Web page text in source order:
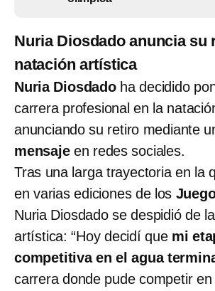
Nuria Diosdado anuncia su
natación artística
Nuria Diosdadoha decidido
carrera profesional en la
anunciando su retiro mediante
mensajeen redes sociales.
Tras una larga trayectoria en la
en varias ediciones de los
Nuria Diosdado se despidió de
artística: “Hoy decidí que mi
competitiva en el agua
carrera donde pude competir